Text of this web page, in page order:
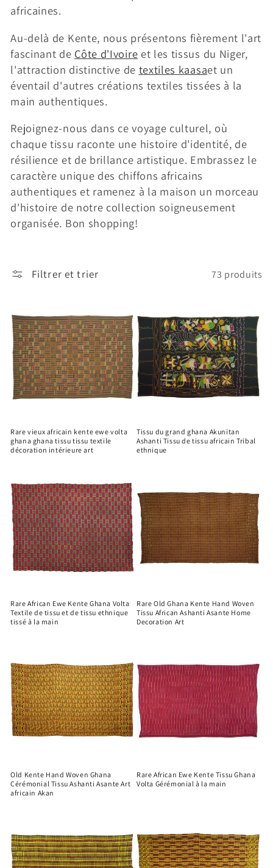
africaines.
Au-delà de Kente, nous présentons fièrement l'art
fascinant de Côte d'Ivoire et les tissus du Niger,
l'attraction distinctive de textiles kaasaet un
éventail d'autres créations textiles tissées à la
main authentiques.
Rejoignez-nous dans ce voyage culturel, où
chaque tissu raconte une histoire d'identité, de
résilience et de brillance artistique. Embrassez le
caractère unique des chiffons africains
authentiques et ramenez à la maison un morceau
d'histoire de notre collection soigneusement
organisée. Bon shopping!
Filtrer et trier 73 produits
Rare vieux africain kente ewe volta
ghana ghana tissu tissu textile
décoration intérieure art
Tissu du grand ghana Akunitan
Ashanti Tissu de tissu africain Tribal
ethnique
Rare African Ewe Kente Ghana Volta
Textile de tissu et de tissu ethnique
tissé à la main
Rare Old Ghana Kente Hand Woven
Tissu African Ashanti Asante Home
Decoration Art
Old Kente Hand Woven Ghana
Cérémonial Tissu Ashanti Asante Art
africain Akan
Rare African Ewe Kente Tissu Ghana
Volta Gérémonial à la main